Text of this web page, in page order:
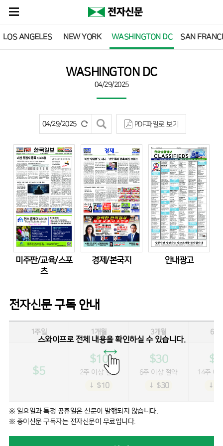
LOS ANGELES NEW YORK WASHINGTON DC SAN
WASHINGTON DC
04/29/2025
PDF파일로 보기
미주판/교육/스포
츠
경제/본국지 안내광고
전자신문 구독 안내
스와이프로 전체 내용을 확인하실 수 있습니다.
1주일 1개월 3개월 6개
$5
$10
2주 이상 절약
↓ $10
$30
6주 이상 절약
↓ $30
14주 이
↓
※ 일요일과 특정 공휴일은 신문이 발행되지 않습니다.
※ 종이신문 구독자는 전자신문이 무료입니다.